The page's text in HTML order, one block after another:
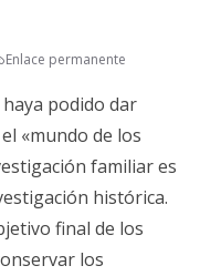
Enlace permanente
podido dar
«mundo de los
familiar es
histórica.
final de los
los